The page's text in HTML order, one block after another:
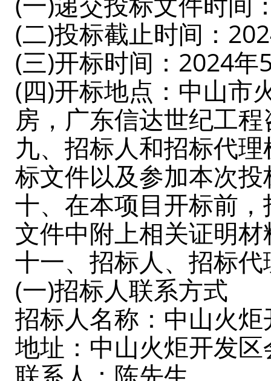
(二)投标截止时间：
(三)开标时间：2024
(四)开标地点：中山市
房，广东信达世纪工
九、招标人和招标代
标文件以及参加本次
十、在本项目开标前
文件中附上相关证明
十一、招标人、招标
(一)招标人联系方式
招标人名称：中山火
地址：中山火炬开发